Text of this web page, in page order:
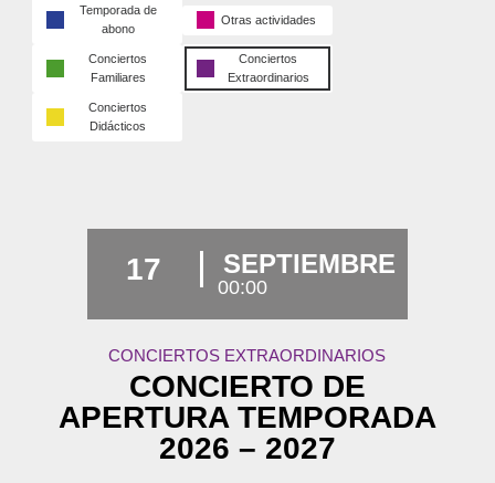
Temporada de
abono
Otras actividades
Conciertos
Familiares
Conciertos
Extraordinarios
Conciertos
Didácticos
17 SEPTIEMBRE
00:00
CONCIERTOS EXTRAORDINARIOS
CONCIERTO DE
APERTURA TEMPORADA
2026 – 2027